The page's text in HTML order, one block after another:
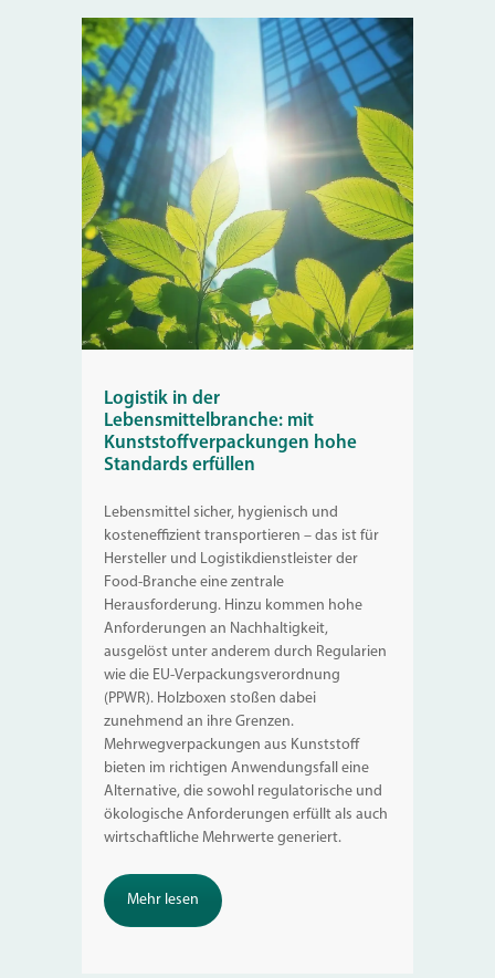
Logistik in der
Lebensmittelbranche: mit
Kunststoffverpackungen hohe
Standards erfüllen
Lebensmittel sicher, hygienisch und
kosteneffizient transportieren – das ist für
Hersteller und Logistikdienstleister der
Food-Branche eine zentrale
Herausforderung. Hinzu kommen hohe
Anforderungen an Nachhaltigkeit,
ausgelöst unter anderem durch Regularien
wie die EU-Verpackungsverordnung
(PPWR). Holzboxen stoßen dabei
zunehmend an ihre Grenzen.
Mehrwegverpackungen aus Kunststoff
bieten im richtigen Anwendungsfall eine
Alternative, die sowohl regulatorische und
ökologische Anforderungen erfüllt als auch
wirtschaftliche Mehrwerte generiert.
Mehr lesen